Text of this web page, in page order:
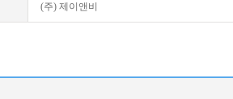
(주) 제이앤비